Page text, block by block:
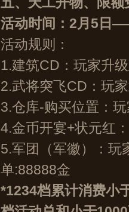
活动时间 ：2月5日
活动规则：
1.建筑CD：玩家升
2.武将突飞CD：玩
3.仓库-购买位置
4.金币开宴+状元红
5.军团（军徽）：玩
单:88888金
*1234档累计消费小